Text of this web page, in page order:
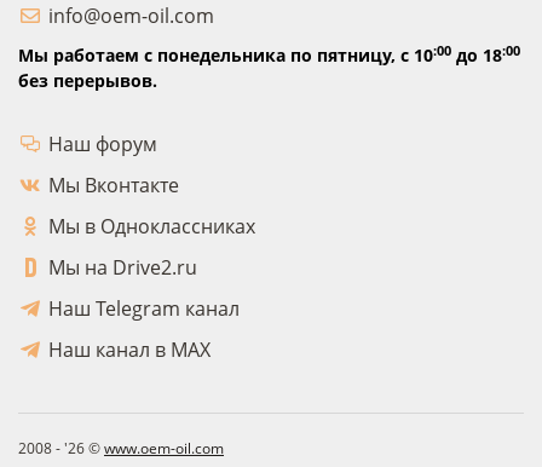
info@oem-oil.com
Мы работаем с понедельника по пятницу, с 10:00 до 18:00
без перерывов.
Наш форум
Мы Вконтакте
Мы в Одноклассниках
Мы на Drive2.ru
Наш Telegram канал
Наш канал в MAX
2008 - '26 ©www.oem-oil.com